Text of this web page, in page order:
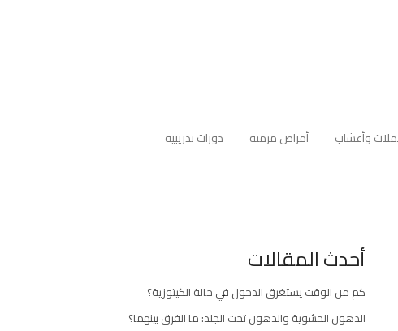
وأعشاب أمراض مزمنة
دورات تدريبية
أحدث المقالات
كم من الوقت يستغرق الدخول في حالة الكيتوزية؟
الدهون الحشوية والدهون تحت الجلد: ما الفرق بينهما؟